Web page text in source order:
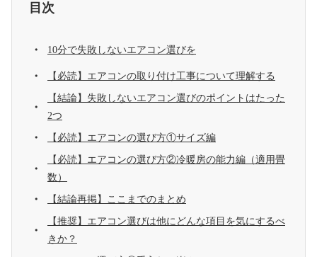
目次
10分で失敗しないエアコン選びを
【必読】エアコンの取り付け工事について理解する
【結論】失敗しないエアコン選びのポイントはたった
2つ
【必読】エアコンの選び方①サイズ編
【必読】エアコンの選び方②冷暖房の能力編（適用畳
数）
【結論再掲】ここまでのまとめ
【推奨】エアコン選びは他にどんな項目を気にするべ
きか？